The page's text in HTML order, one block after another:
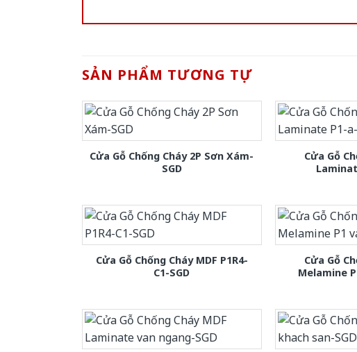
SẢN PHẨM TƯƠNG TỰ
Cửa Gỗ Chống Cháy 2P Sơn Xám-
SGD
Cửa Gỗ
Cửa Gỗ Chống Cháy MDF P1R4-
C1-SGD
Cửa Gỗ
Melamine